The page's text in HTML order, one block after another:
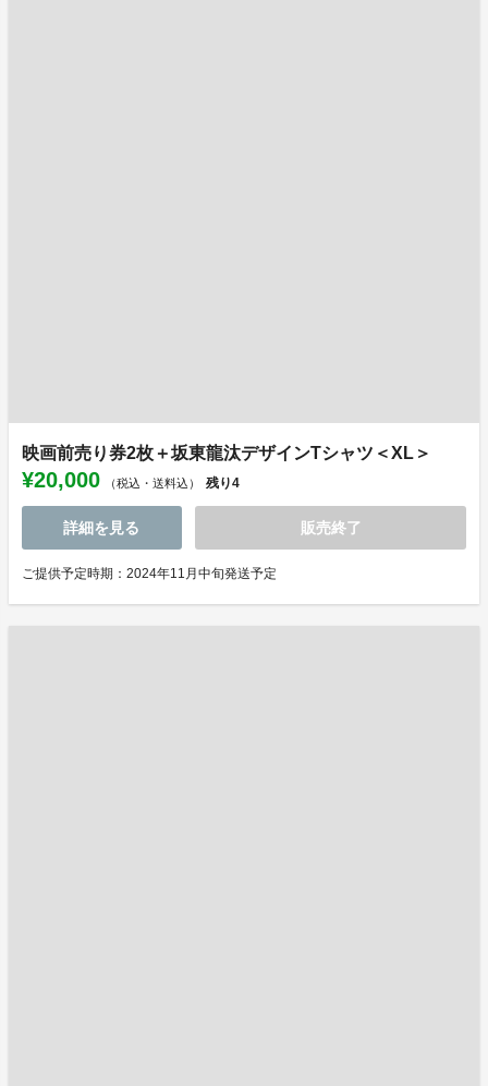
映画前売り券2枚＋坂東龍汰デザインTシャツ＜XL＞
¥20,000 （税込・送料込） 残り4
詳細を見る 販売終了
ご提供予定時期：2024年11月中旬発送予定